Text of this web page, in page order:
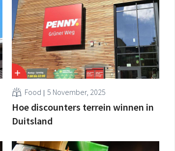
Food 5 November, 2025
Hoe discounters terrein winnen in
Duitsland